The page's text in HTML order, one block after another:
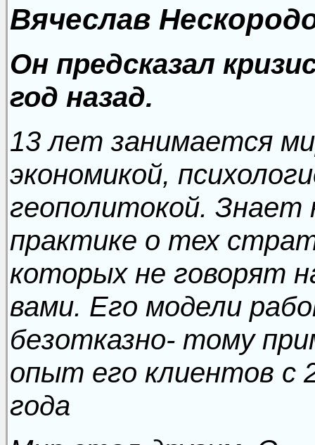
Вячеслав
Он предсказал
год назад.
13 лет занимается
экономикой,
геополитокой. Знает
практике о тех
которых не говорят
вами. Его модели
безотказно- тому
опыт его клиентов с
года